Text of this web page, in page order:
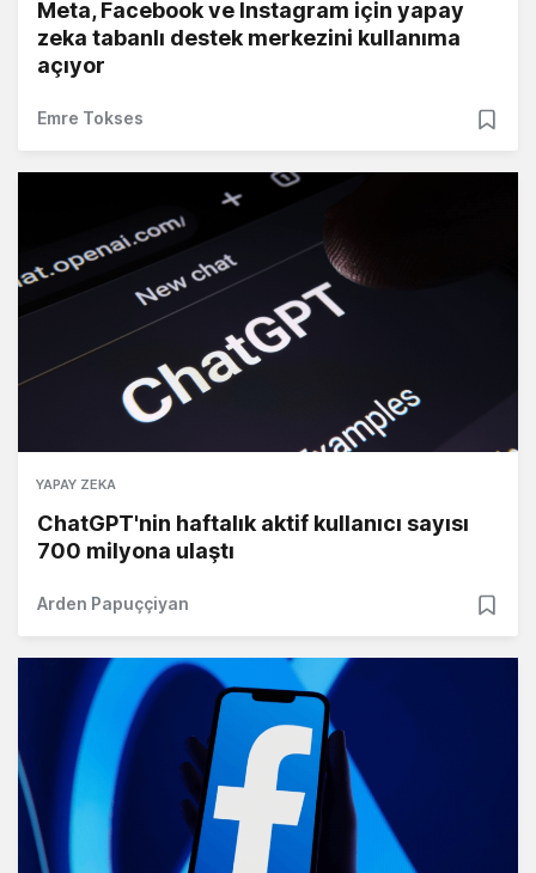
Meta, Facebook ve Instagram için yapay
zeka tabanlı destek merkezini kullanıma
açıyor
Emre Tokses
YAPAY ZEKA
ChatGPT'nin haftalık aktif kullanıcı sayısı
700 milyona ulaştı
Arden Papuççiyan